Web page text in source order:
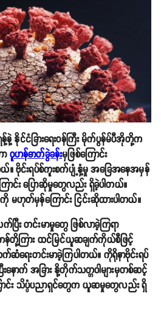
နိုင်ငံခြားရေးဝန်ကြီး မိုက်ပွန်မ်ပီအိုတို့က
ာဝူဟန်ဓာတ်ခွဲခန်းမှဖြစ်ကြောင်း
။ ဗိုင်းရပ်စ်ကူးစက်ပျံ့နှံ့မှု အခြေအနေအမှန်
င်း ပြောဆိုမှုတွေလည်း ရှိခဲ့ပါတယ်။
ဟုတ်မှန်ကြောင်း ငြင်းဆိုထားပါတယ်။
ြီး တင်းမာမှုတွေ ဖြစ်လာခဲ့ကြရာ
တို့ကြား ထင်မြင်ယူဆချက်ကိုယ်စီဖြင့်
ရေးတင်းမာခဲ့ကြပါတယ်။ ကိုရိုနာဗိုင်းရပ်
နောက် အခြား နို့တိုက်သတ္တဝါများမှတစ်ဆင့်
င်း သိပ္ပံပညာရှင်တွေက ယူဆမှုတွေလည်း ရှိ